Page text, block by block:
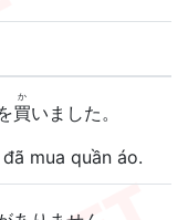
買
か
いました。
mua quần áo.